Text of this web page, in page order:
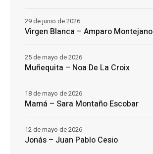
Virgen Blanca – Amparo Montejano
29 de junio de 2026
Muñequita – Noa De La Croix
25 de mayo de 2026
Mamá – Sara Montaño Escobar
18 de mayo de 2026
Jonás – Juan Pablo Cesio
12 de mayo de 2026